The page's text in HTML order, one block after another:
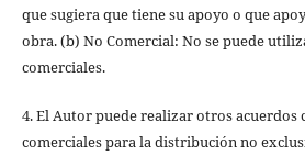
que sugiera que tiene su apoyo o que
obra. (b) No Comercial: No se puede
comerciales.
4. El Autor puede realizar otros acuerdos
comerciales para la distribución no